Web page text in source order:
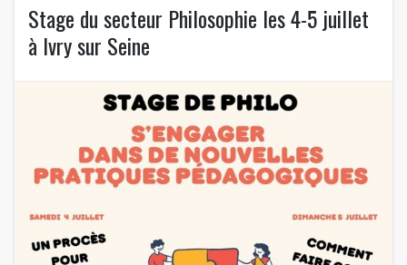
Stage du secteur Philosophie les 4-5 juillet
à Ivry sur Seine